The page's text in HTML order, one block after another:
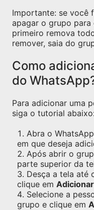
Importante: se você
apagar o grupo para
primeiro remova
remover, saia do
Como
do
Para adicionar uma
siga o tutorial abaixo:
Abra o
em que deseja
Após abrir o
parte superior da
Desça a tela até
clique em
Selecione a
grupo e clique em